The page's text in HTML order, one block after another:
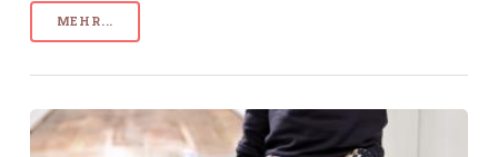
MEHR...